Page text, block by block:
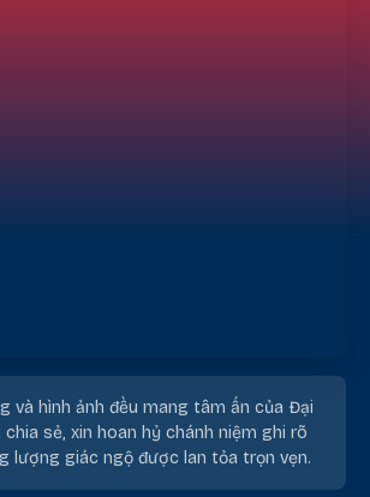
và hình ảnh đều mang tâm ấn của Đại
chia sẻ, xin hoan hỷ chánh niệm ghi rõ
lượng giác ngộ được lan tỏa trọn vẹn.